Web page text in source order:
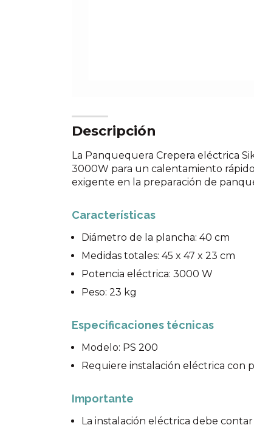
Descripción
La Panquequera Crepera eléctrica
3000W para un calentamiento
exigente en la preparación de
Características
Diámetro de la plancha: 40 cm
Medidas totales: 45 x 47 x 23 cm
Potencia eléctrica: 3000 W
Peso: 23 kg
Especificaciones técnicas
Modelo: PS 200
Requiere instalación eléctrica con
Importante
La instalación eléctrica debe